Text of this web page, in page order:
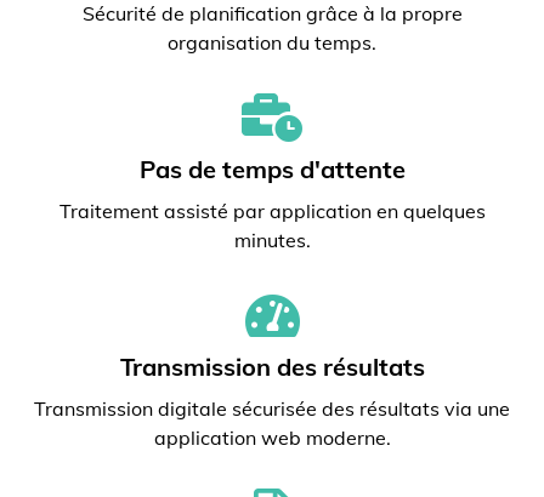
Sécurité de planification grâce à la propre
organisation du temps.
Pas de temps d'attente
Traitement assisté par application en quelques
minutes.
Transmission des résultats
Transmission digitale sécurisée des résultats via une
application web moderne.